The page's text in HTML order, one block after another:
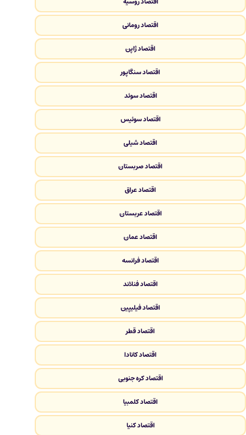
اقتصاد رومانی
اقتصاد ژاپن
اقتصاد سنگاپور
اقتصاد سوئد
اقتصاد سوئیس
اقتصاد شیلی
اقتصاد صربستان
اقتصاد عراق
اقتصاد عربستان
اقتصاد عمان
اقتصاد فرانسه
اقتصاد فنلاند
اقتصاد فیلیپین
اقتصاد قطر
اقتصاد کانادا
اقتصاد کره جنوبی
اقتصاد کلمبیا
اقتصاد کنیا